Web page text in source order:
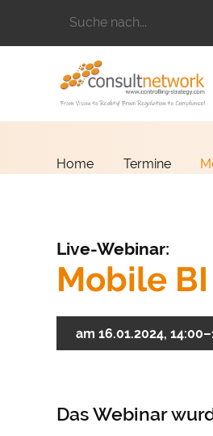
Home Termine
Live-Webinar:
Mobile
am 16.01.2024,
Das Webinar